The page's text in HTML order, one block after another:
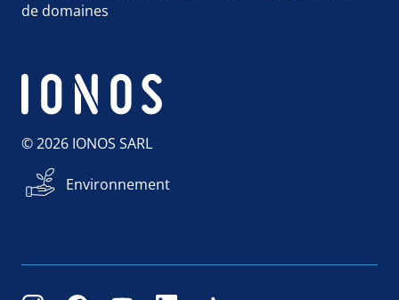
de domaines
© 2026 IONOS SARL
Environnement